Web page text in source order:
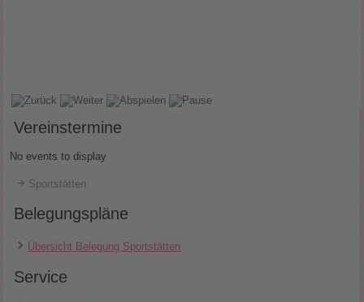
Vereinstermine
No events to display
Sportstätten
Belegungspläne
Übersicht Belegung Sportstätten
Service